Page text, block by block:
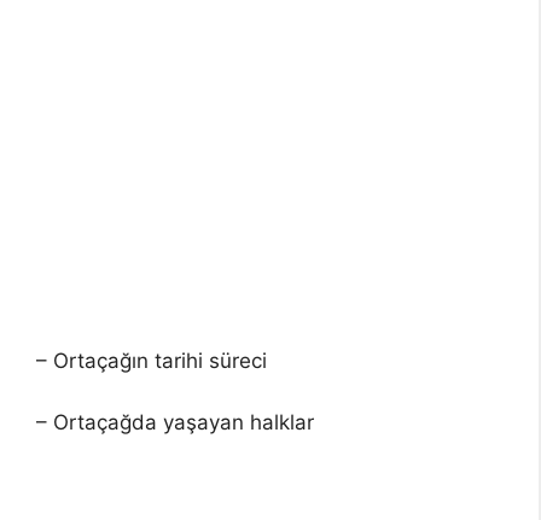
– Ortaçağın tarihi süreci
– Ortaçağda yaşayan halklar